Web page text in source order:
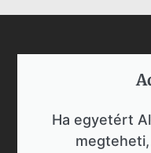
Ha egyetért